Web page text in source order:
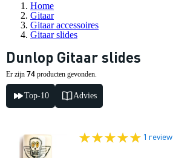
Home
Gitaar
Gitaar accessoires
Gitaar slides
Dunlop Gitaar slides
Er zijn 74 producten gevonden.
Top-10 Advies
1 review